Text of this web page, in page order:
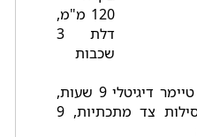
120 מ"מ,
דלת 3
שכבות
› לחצני בקרה נשלפים, טיימר דיגיטלי 9 שעות,
מעטפת שטוחה עם מסילות צד מתכתיות, 9